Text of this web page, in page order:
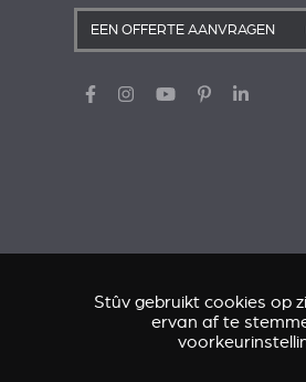
EEN OFFERTE AANVRAGEN
Stûv gebruikt cookies op
ervan af te